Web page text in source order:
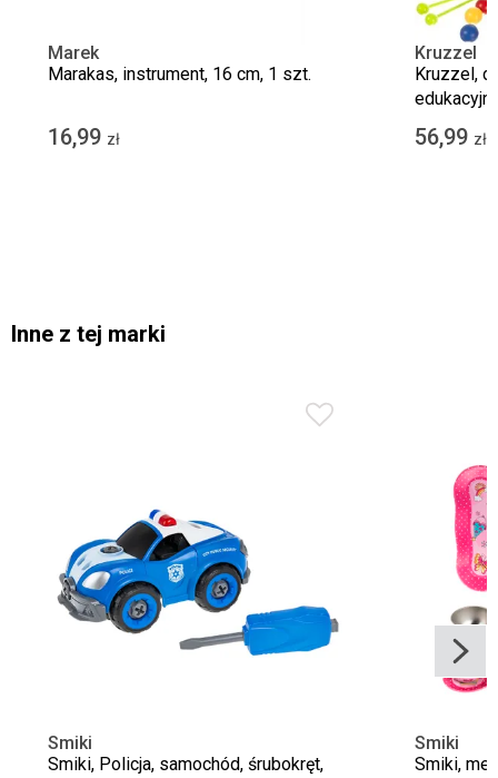
Marek
Marakas, instrument, 16 cm, 1 szt.
16,99 zł
Kruzzel
Kruzzel,
56,99 zł
Inne z tej marki
Smiki
Smiki, Policja, samochód, śrubokręt,
Smiki
Smiki,